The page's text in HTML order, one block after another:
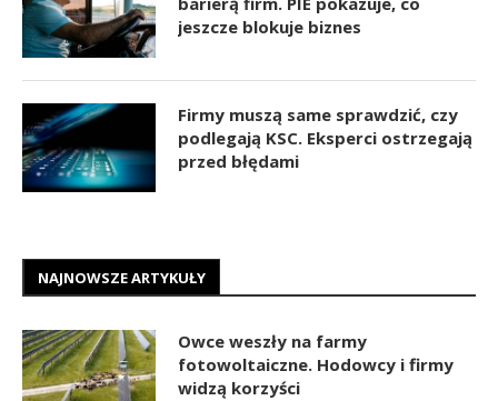
jeszcze blokuje biznes
Firmy muszą same sprawdzić, czy
podlegają KSC. Eksperci ostrzegają
przed błędami
NAJNOWSZE ARTYKUŁY
Owce weszły na farmy
fotowoltaiczne. Hodowcy i firmy
widzą korzyści